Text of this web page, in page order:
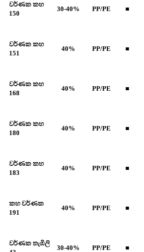
වර්ණක කහ
150
30-40% PP/PE ■
වර්ණක කහ
151
40% PP/PE ■
වර්ණක කහ
168
40% PP/PE ■
වර්ණක කහ
180
40% PP/PE ■
වර්ණක කහ
183
40% PP/PE ■
කහ වර්ණක
191
40% PP/PE ■
වර්ණක තැඹිලි
30-40% PP/PE ■